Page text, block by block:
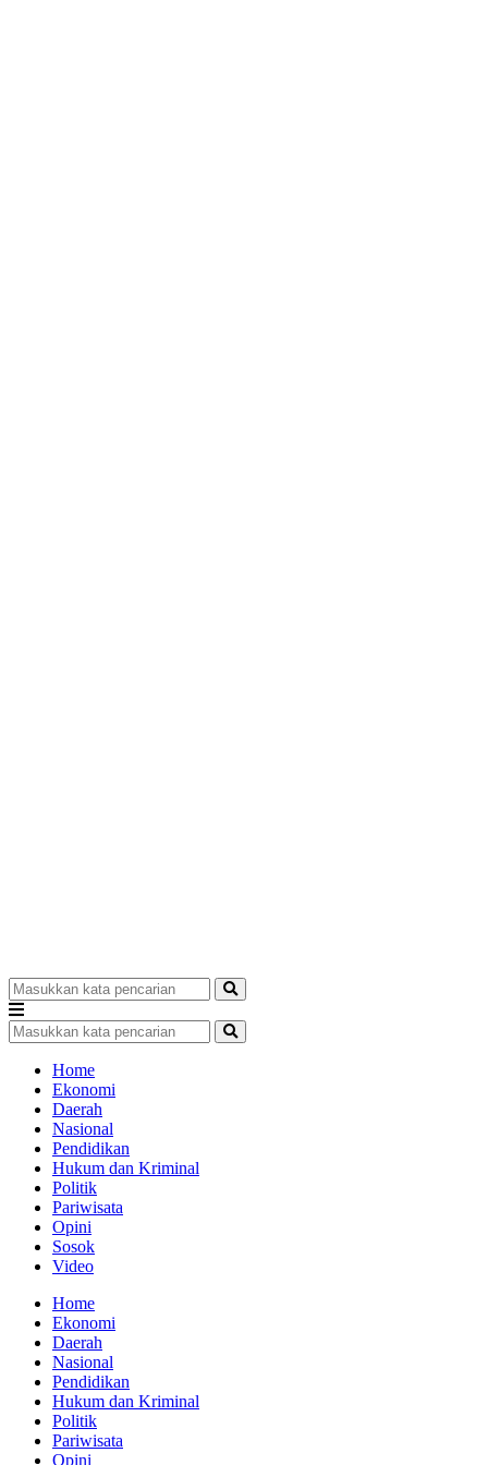
Home
Ekonomi
Daerah
Nasional
Pendidikan
Hukum dan Kriminal
Politik
Pariwisata
Opini
Sosok
Video
Home
Ekonomi
Daerah
Nasional
Pendidikan
Hukum dan Kriminal
Politik
Pariwisata
Opini